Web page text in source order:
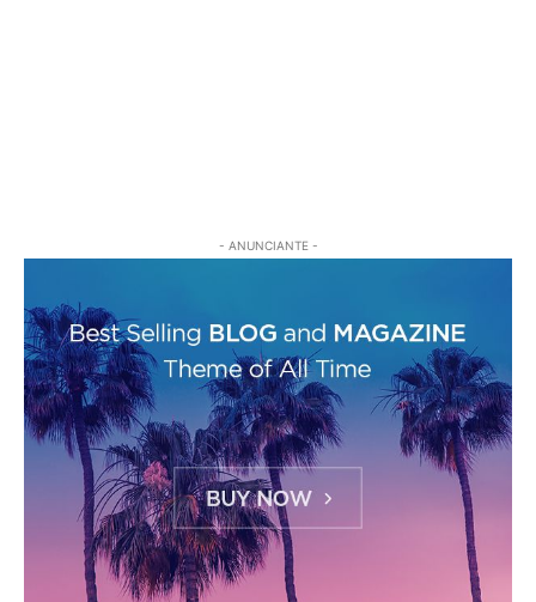
- ANUNCIANTE -